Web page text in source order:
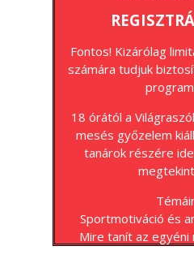
Fontos! Kizárólag
számára tudjuk
18 órától a
mesés győzelem
tanárok részére
Sportmotiváció és
Mire tanít az egyéni